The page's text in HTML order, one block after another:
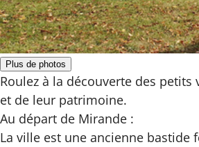
Plus de photos
Roulez à la découverte des petits
et de leur patrimoine.
Au départ de Mirande :
La ville est une ancienne bastide